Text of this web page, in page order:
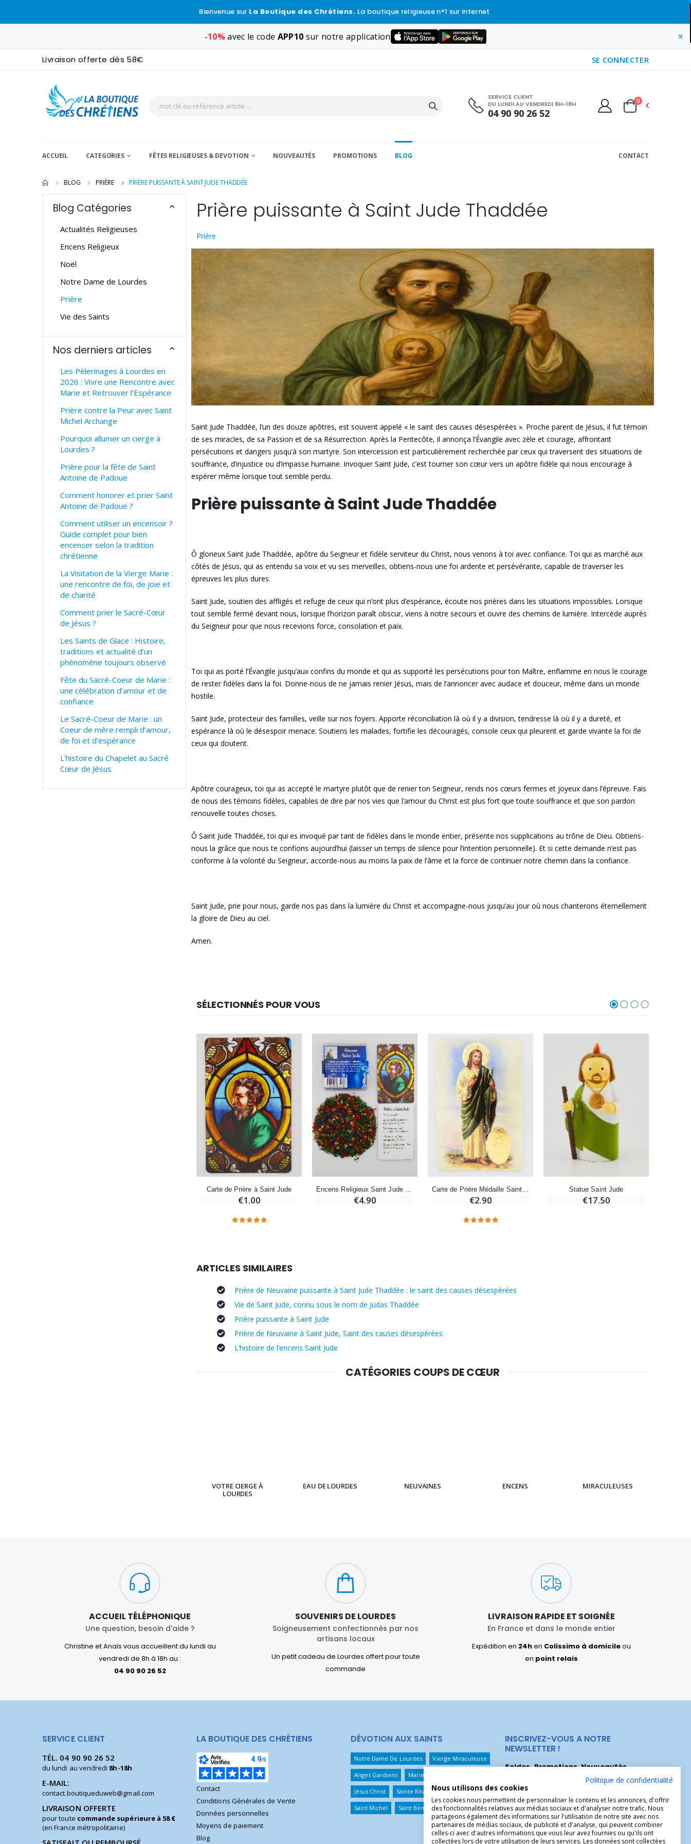
Bienvenue sur La Boutique des Chrétiens. La boutique religieuse n°1 sur internet
-10%avec le code APP10 sur notre application ×
Livraison offerte dès 58€ SE CONNECTER
SERVICE CLIENT
DU LUNDI AU VENDREDI 8H-18H
04 90 90 26 52
0
ACCUEIL CATEGORIES FÊTES RELIGIEUSES & DEVOTION NOUVEAUTÉS PROMOTIONS BLOG CONTACT
BLOG PRIÈRE PRIÈRE PUISSANTE À SAINT JUDE THADDÉE
Prière puissante à Saint Jude Thaddée
Prière
Saint Jude Thaddée, l’un des douze apôtres, est souvent appelé « le saint des causes désespérées ». Proche parent de Jésus, il fut témoin
de ses miracles, de sa Passion et de sa Résurrection. Après la Pentecôte, il annonça l’Évangile avec zèle et courage, affrontant
persécutions et dangers jusqu’à son martyre. Son intercession est particulièrement recherchée par ceux qui traversent des situations de
souffrance, d’injustice ou d’impasse humaine. Invoquer Saint Jude, c’est tourner son cœur vers un apôtre fidèle qui nous encourage à
espérer même lorsque tout semble perdu.
Prière puissante à Saint Jude Thaddée
Ô glorieux Saint Jude Thaddée, apôtre du Seigneur et fidèle serviteur du Christ, nous venons à toi avec confiance. Toi qui as marché aux
côtés de Jésus, qui as entendu sa voix et vu ses merveilles, obtiens-nous une foi ardente et persévérante, capable de traverser les
épreuves les plus dures.
Saint Jude, soutien des affligés et refuge de ceux qui n’ont plus d’espérance, écoute nos prières dans les situations impossibles. Lorsque
tout semble fermé devant nous, lorsque l’horizon paraît obscur, viens à notre secours et ouvre des chemins de lumière. Intercède auprès
du Seigneur pour que nous recevions force, consolation et paix.
Toi qui as porté l’Évangile jusqu’aux confins du monde et qui as supporté les persécutions pour ton Maître, enflamme en nous le courage
de rester fidèles dans la foi. Donne-nous de ne jamais renier Jésus, mais de l’annoncer avec audace et douceur, même dans un monde
hostile.
Saint Jude, protecteur des familles, veille sur nos foyers. Apporte réconciliation là où il y a division, tendresse là où il y a dureté, et
espérance là où le désespoir menace. Soutiens les malades, fortifie les découragés, console ceux qui pleurent et garde vivante la foi de
ceux qui doutent.
Apôtre courageux, toi qui as accepté le martyre plutôt que de renier ton Seigneur, rends nos cœurs fermes et joyeux dans l’épreuve. Fais
de nous des témoins fidèles, capables de dire par nos vies que l’amour du Christ est plus fort que toute souffrance et que son pardon
renouvelle toutes choses.
Ô Saint Jude Thaddée, toi qui es invoqué par tant de fidèles dans le monde entier, présente nos supplications au trône de Dieu. Obtiens-
nous la grâce que nous te confions aujourd’hui (laisser un temps de silence pour l’intention personnelle). Et si cette demande n’est pas
conforme à la volonté du Seigneur, accorde-nous au moins la paix de l’âme et la force de continuer notre chemin dans la confiance.
Saint Jude, prie pour nous, garde nos pas dans la lumière du Christ et accompagne-nous jusqu’au jour où nous chanterons éternellement
la gloire de Dieu au ciel.
Amen.
SÉLECTIONNÉS POUR VOUS
Carte de Prière à Saint Jude
€1.00
Encens Religieux Saint Jude + Prière
€4.90
Carte de Prière Médaille Saint Jude
€2.90
Statue Saint Jude
€17.50
ARTICLES SIMILAIRES
Prière de Neuvaine puissante à Saint Jude Thaddée : le saint des causes désespérées
Vie de Saint Jude, connu sous le nom de Judas Thaddée
Prière puissante à Saint Jude
Prière de Neuvaine à Saint Jude, Saint des causes désespérées
L’histoire de l’encens Saint Jude
CATÉGORIES COUPS DE CŒUR
VOTRE CIERGE À
LOURDES
EAU DE LOURDES NEUVAINES ENCENS MIRACULEUSES
Blog Catégories
Actualités Religieuses
Encens Religieux
Noël
Notre Dame de Lourdes
Prière
Vie des Saints
Nos derniers articles
Les Pèlerinages à Lourdes en
2026 : Vivre une Rencontre avec
Marie et Retrouver l'Espérance
Prière contre la Peur avec Saint
Michel Archange
Pourquoi allumer un cierge à
Lourdes ?
Prière pour la fête de Saint
Antoine de Padoue
Comment honorer et prier Saint
Antoine de Padoue ?
Comment utiliser un encensoir ?
Guide complet pour bien
encenser selon la tradition
chrétienne
La Visitation de la Vierge Marie :
une rencontre de foi, de joie et
de charité
Comment prier le Sacré-Cœur
de Jésus ?
Les Saints de Glace : Histoire,
traditions et actualité d’un
phénomène toujours observé
Fête du Sacré-Coeur de Marie :
une célébration d’amour et de
confiance
Le Sacré-Coeur de Marie : un
Coeur de mère rempli d’amour,
de foi et d’espérance
L'histoire du Chapelet au Sacré
Cœur de Jésus
ACCUEIL TÉLÉPHONIQUE
Une question, besoin d'aide ?
Christine et Anaïs vous accueillent du lundi au
vendredi de 8h à 18h au :
04 90 90 26 52
SOUVENIRS DE LOURDES
Soigneusement confectionnés par nos
artisans locaux
Un petit cadeau de Lourdes offert pour toute
commande
LIVRAISON RAPIDE ET SOIGNÉE
En France et dans le monde entier
Expédition en 24hen Colissimo à domicileou
en point relais
SERVICE CLIENT
TÉL. 04 90 90 26 52
du lundi au vendredi 8h-18h
E-MAIL:
contact.boutiqueduweb@gmail.com
LIVRAISON OFFERTE
pour toute commande supérieure à 58 €
(en France métropolitaine)
LA BOUTIQUE DES CHRÉTIENS
Contact
Conditions Générales de Vente
Données personnelles
Moyens de paiement
Blog
DÉVOTION AUX SAINTS
Notre Dame De Lourdes Vierge Miraculeuse
Anges Gardiens Marie Qui Défait Les Noeuds
Jésus Christ Sainte Rita Sainte Thérèse
Saint Michel Saint Benoît Saint Christophe
INSCRIVEZ-VOUS A NOTRE
NEWSLETTER !
Soldes, Promotions, Nouveautés...
Inscrivez-vous maintenant pour recevoir
nos meilleures offres.
Politique de confidentialité
Nous utilisons des cookies
Les cookies nous permettent de personnaliser le contenu et les annonces, d'offrir
des fonctionnalités relatives aux médias sociaux et d'analyser notre trafic. Nous
partageons également des informations sur l'utilisation de notre site avec nos
partenaires de médias sociaux, de publicité et d'analyse, qui peuvent combiner
celles-ci avec d'autres informations que vous leur avez fournies ou qu'ils ont
collectées lors de votre utilisation de leurs services. Les données sont collectées